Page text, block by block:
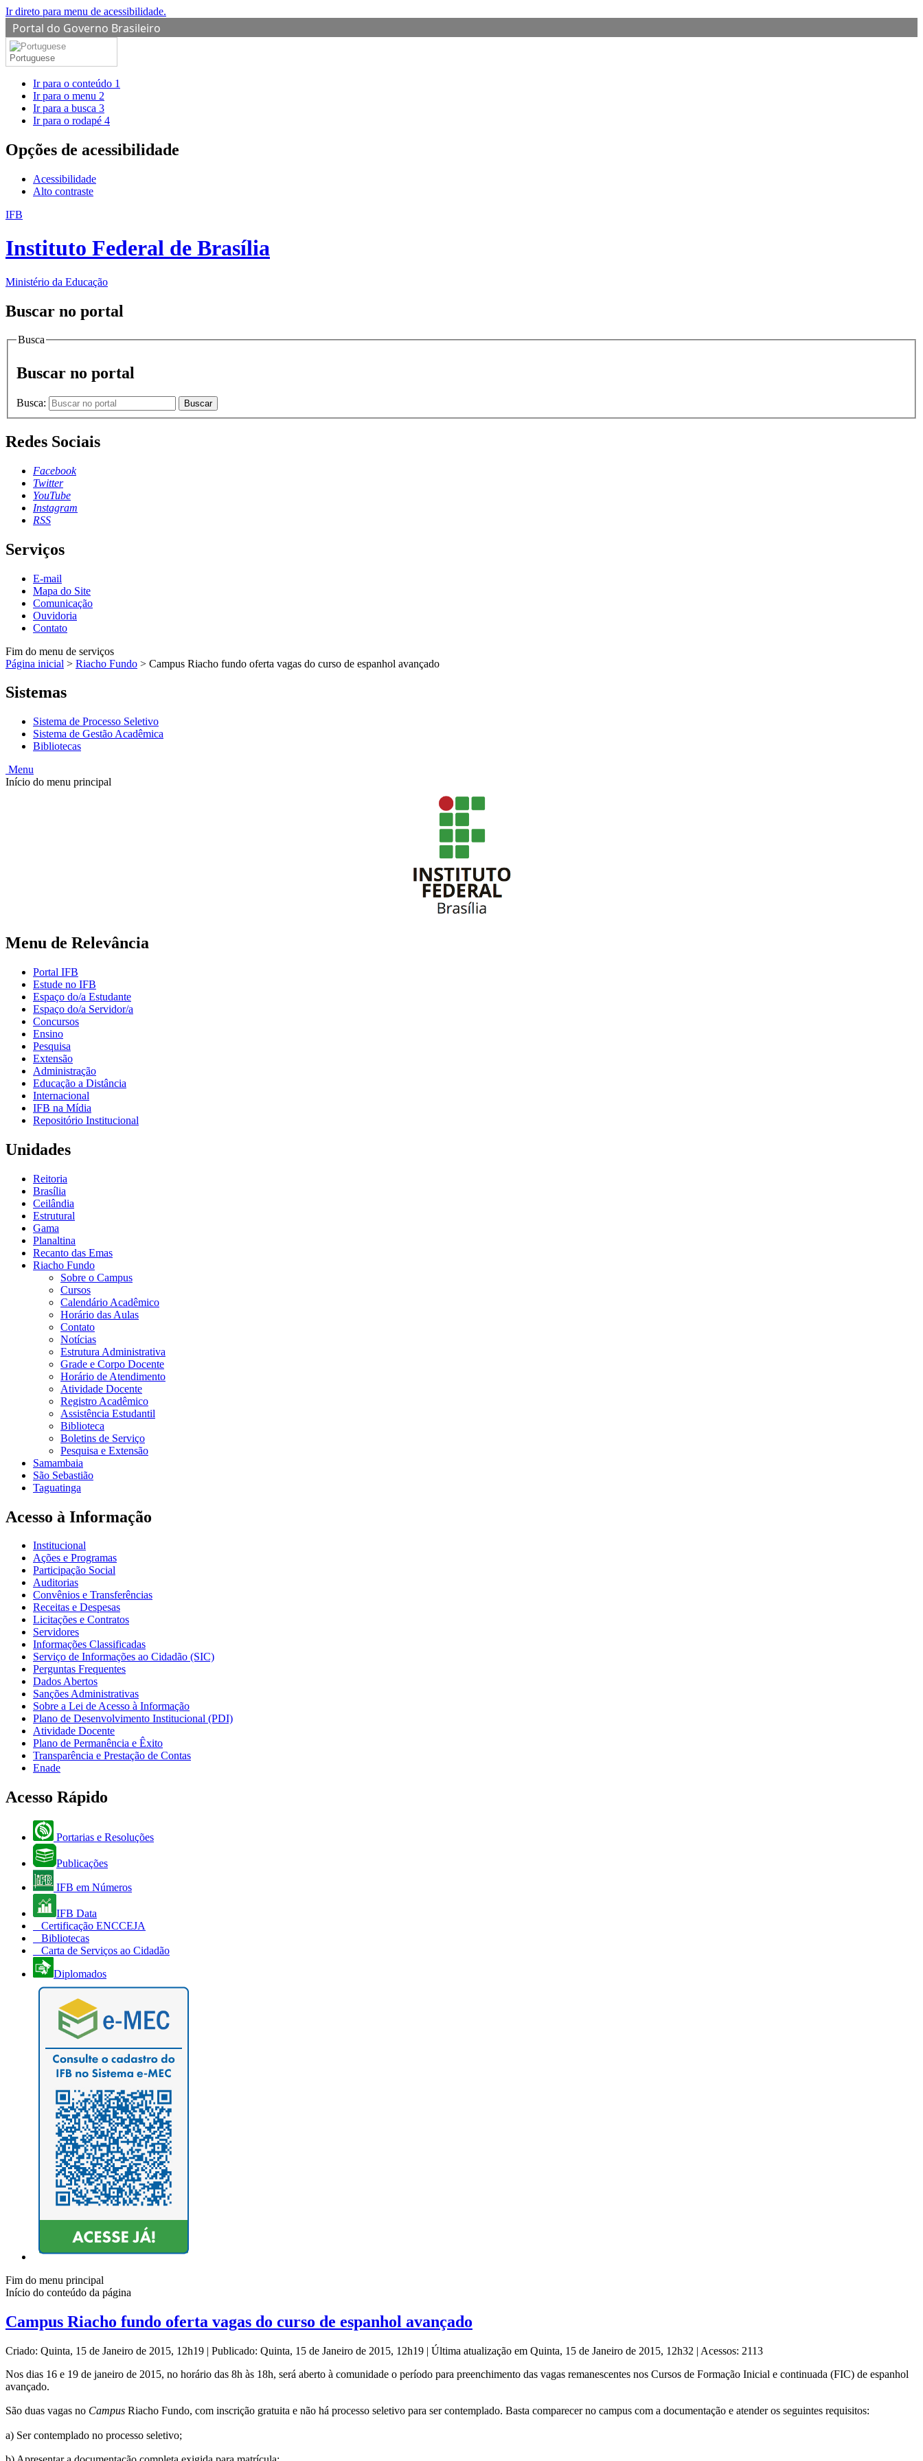
Ir direto para menu de acessibilidade.
Portal do Governo Brasileiro
Portuguese
Ir para o conteúdo 1
Ir para o menu 2
Ir para a busca 3
Ir para o rodapé 4
Opções de acessibilidade
Acessibilidade
Alto contraste
IFB
Instituto Federal de Brasília
Ministério da Educação
Buscar no portal
Busca
Buscar no portal
Busca: Buscar
Redes Sociais
Facebook
Twitter
YouTube
Instagram
RSS
Serviços
E-mail
Mapa do Site
Comunicação
Ouvidoria
Contato
Fim do menu de serviços
Página inicial > Riacho Fundo > Campus Riacho fundo oferta vagas do curso de espanhol avançado
Sistemas
Sistema de Processo Seletivo
Sistema de Gestão Acadêmica
Bibliotecas
Menu
Início do menu principal
Menu de Relevância
Portal IFB
Estude no IFB
Espaço do/a Estudante
Espaço do/a Servidor/a
Concursos
Ensino
Pesquisa
Extensão
Administração
Educação a Distância
Internacional
IFB na Mídia
Repositório Institucional
Unidades
Reitoria
Brasília
Ceilândia
Estrutural
Gama
Planaltina
Recanto das Emas
Riacho Fundo
Sobre o Campus
Cursos
Calendário Acadêmico
Horário das Aulas
Contato
Notícias
Estrutura Administrativa
Grade e Corpo Docente
Horário de Atendimento
Atividade Docente
Registro Acadêmico
Assistência Estudantil
Biblioteca
Boletins de Serviço
Pesquisa e Extensão
Samambaia
São Sebastião
Taguatinga
Acesso à Informação
Institucional
Ações e Programas
Participação Social
Auditorias
Convênios e Transferências
Receitas e Despesas
Licitações e Contratos
Servidores
Informações Classificadas
Serviço de Informações ao Cidadão (SIC)
Perguntas Frequentes
Dados Abertos
Sanções Administrativas
Sobre a Lei de Acesso à Informação
Plano de Desenvolvimento Institucional (PDI)
Atividade Docente
Plano de Permanência e Êxito
Transparência e Prestação de Contas
Enade
Acesso Rápido
Portarias e Resoluções
Publicações
IFB em Números
IFB Data
Certificação ENCCEJA
Bibliotecas
Carta de Serviços ao Cidadão
Diplomados
Fim do menu principal
Início do conteúdo da página
Campus Riacho fundo oferta vagas do curso de espanhol avançado
Criado: Quinta, 15 de Janeiro de 2015, 12h19 | Publicado: Quinta, 15 de Janeiro de 2015, 12h19 | Última atualização em Quinta, 15 de Janeiro de 2015, 12h32 | Acessos: 2113
Nos dias 16 e 19 de janeiro de 2015, no horário das 8h às 18h, será aberto à comunidade o período para preenchimento das vagas remanescentes nos Cursos de Formação Inicial e continuada (FIC) de espanhol
avançado.
São duas vagas no Campus Riacho Fundo, com inscrição gratuita e não há processo seletivo para ser contemplado. Basta comparecer no campus com a documentação e atender os seguintes requisitos:
a) Ser contemplado no processo seletivo;